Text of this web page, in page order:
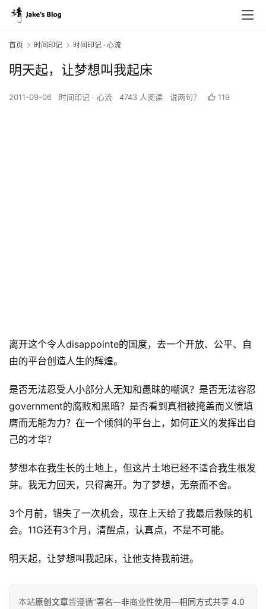
首页 时间印记 时间印记 · 心流
明天起，让梦想叫我起床
2011-09-06 时间印记 · 心流 4743 人阅读 说两句？ 119
离开这个令人disappointe的国度，去一个开放、公平、自
由的平台创造人生的辉煌。
是否无法忍受人小部分人无知和愚昧的嘲讽？是否无法容忍
government的腐败和黑暗？是否看到真相被掩盖而义愤填
膺而无能为力？在一个倾斜的平台上，如何正义的发挥出自
己的才华？
梦想本在我生长的土地上，但这片土地已经不适合我生根发
芽。我无力回天，只得离开。为了梦想，无奈而不舍。
3个月前，错失了一次机会，现在上天给了我最后救赎的机
会。11G还有3个月，清醒点，认真点，不是不可能。
明天起，让梦想叫我起床，让他支持我前进。
本站原创文章皆遵循“署名—非商业性使用—相同方式共享 4.0